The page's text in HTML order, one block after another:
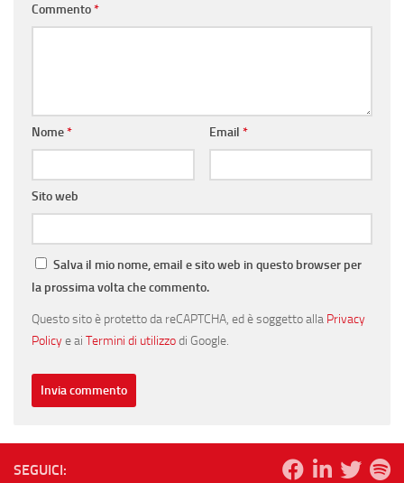
Commento*
Nome* Email *
Sito web
Salva il mio nome, email e sito web in questo browser per
la prossima volta che commento.
Questo sito è protetto da reCAPTCHA, ed è soggetto alla Privacy
Policye ai Termini di utilizzodi Google.
SEGUICI: